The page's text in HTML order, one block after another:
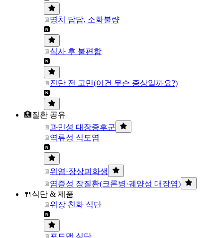
명치 답답, 소화불량
식사 후 불편함
진단 전 고민(이건 무슨 증상일까요?)
🏥질환 공유
과민성 대장증후군
역류성 식도염
위염·장상피화생
염증성 장질환(크론병·궤양성 대장염)
🍴식단 & 제품
위장 친화 식단
포드맵 식단